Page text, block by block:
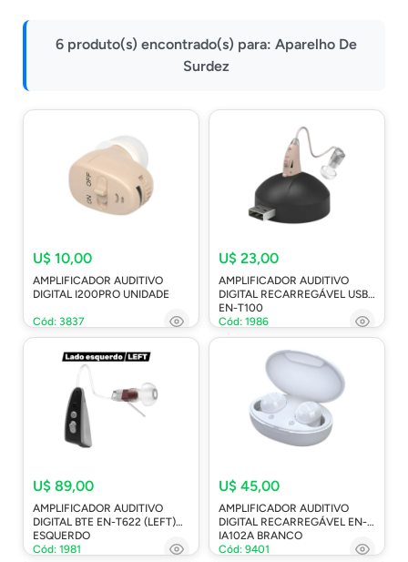
Onu Epon
Ont-Xpon
Ferramentas-Tools
6 produto(s) encontrado(s) para: Aparelho De
Surdez
U$ 10,00
AMPLIFICADOR AUDITIVO
DIGITAL I200PRO UNIDADE
Cód: 3837
U$ 23,00
AMPLIFICADOR AUDITIVO
DIGITAL RECARREGÁVEL USB
EN-T100
Cód: 1986
U$ 89,00
AMPLIFICADOR AUDITIVO
DIGITAL BTE EN-T622 (LEFT)
ESQUERDO
Cód: 1981
U$ 45,00
AMPLIFICADOR AUDITIVO
DIGITAL RECARREGÁVEL EN-
IA102A BRANCO
Cód: 9401